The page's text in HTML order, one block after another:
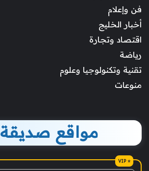
فن وإعلام
أخبار الخليج
اقتصاد وتجارة
رياضة
تقنية وتكنولوجيا وعلوم
منوعات
مواقع صديقة